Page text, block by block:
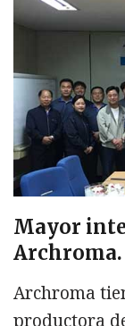
Mayor
Archroma.
Archroma
productora